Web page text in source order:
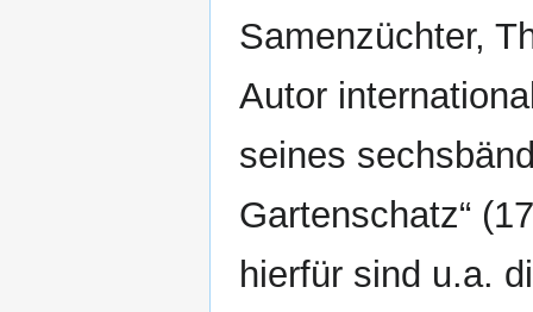
Samenzüchter,
Autor
seines
Gartenschatz“
hierfür sind u.a.